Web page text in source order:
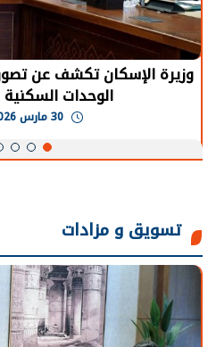
الرئيس السيسي: توقف
يحتاج إلى سنوات لعودة
تسويق و مزادات